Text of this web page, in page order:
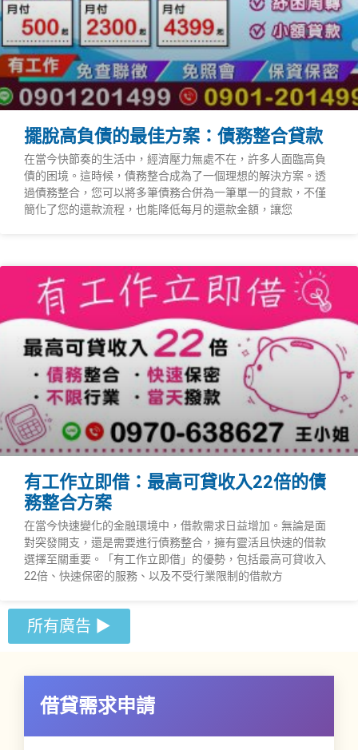
擺脫高負債的最佳方案：債務整合貸款
在當今快節奏的生活中，經濟壓力無處不在，許多人面臨高負
債的困境。這時候，債務整合成為了一個理想的解決方案。透
過債務整合，您可以將多筆債務合併為一筆單一的貸款，不僅
簡化了您的還款流程，也能降低每月的還款金額，讓您
有工作立即借：最高可貸收入22倍的債
務整合方案
在當今快速變化的金融環境中，借款需求日益增加。無論是面
對突發開支，還是需要進行債務整合，擁有靈活且快速的借款
選擇至關重要。「有工作立即借」的優勢，包括最高可貸收入
22倍、快速保密的服務、以及不受行業限制的借款方
所有廣告 ▶︎
借貸需求申請